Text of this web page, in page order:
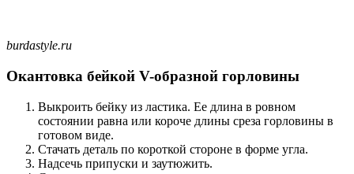
burdastyle.ru
Окантовка бейкой V-образной горловины
Выкроить бейку из ластика. Ее длина в ровном
состоянии равна или короче длины среза горловины в
готовом виде.
Стачать деталь по короткой стороне в форме угла.
Надсечь припуски и заутюжить.